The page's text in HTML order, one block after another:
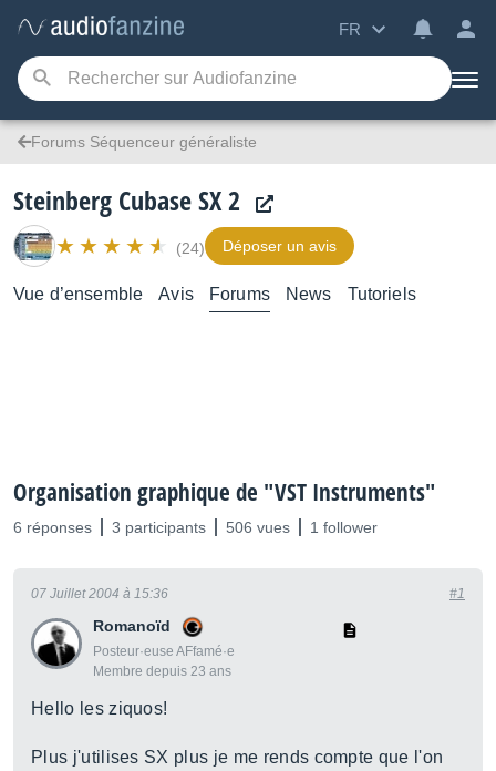
FR
Forums Séquenceur généraliste
Steinberg Cubase SX 2
(24) Déposer un avis
Vue d’ensemble Avis Forums News Tutoriels
Organisation graphique de "VST Instruments"
6 réponses 3 participants 506 vues 1 follower
Romanoïd
Posteur·euse AFfamé·e
Membre depuis 23 ans
07 Juillet 2004 à 15:36 #1
Hello les ziquos!
Plus j'utilises SX plus je me rends compte que l'on